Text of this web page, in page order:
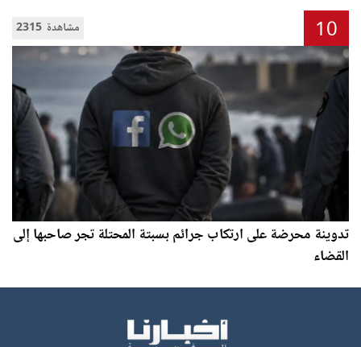
2315 مشاهدة 10
تدوينة محرضة على ارتكاب جرائم بسبتة المحتلة تجر صاحبها إلى
القضاء